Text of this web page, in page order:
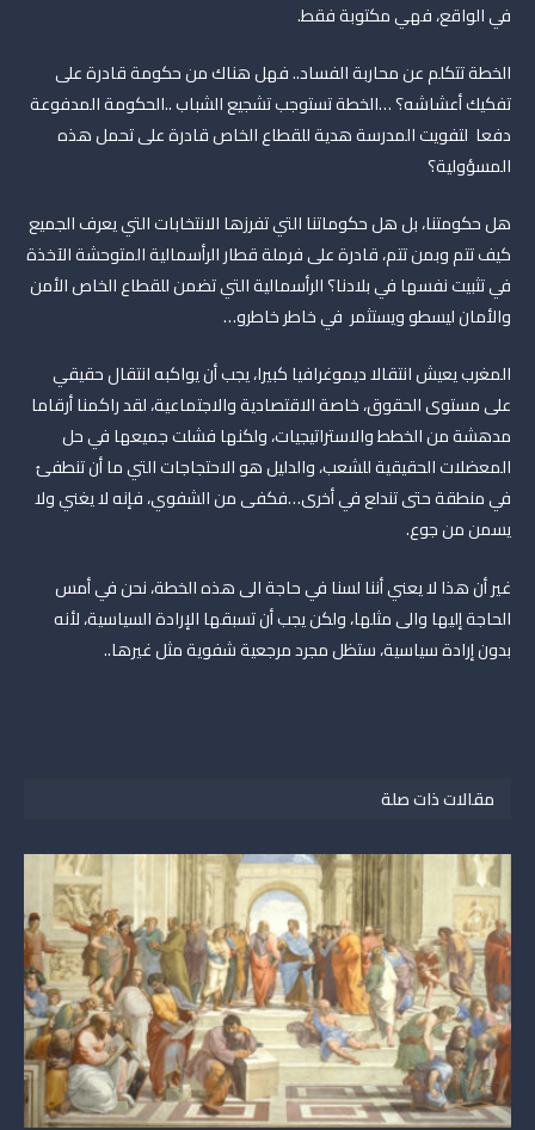
في الواقع، فهي مكتوبة فقط.
الخطة تتكلم عن محاربة الفساد.. فهل هناك من حكومة قادرة على
تفكيك أعشاشه؟ …الخطة تستوجب تشجيع الشباب ..الحكومة المدفوعة
دفعا لتفويت المدرسة هدية للقطاع الخاص قادرة على تحمل هذه
المسؤولية؟
هل حكومتنا، بل هل حكوماتنا التي تفرزها الانتخابات التي يعرف الجميع
كيف تتم وبمن تتم، قادرة على فرملة قطار الرأسمالية المتوحشة الآخذة
في تثبيت نفسها في بلادنا؟ الرأسمالية التي تضمن للقطاع الخاص الأمن
والأمان ليسطو ويستثمر في خاطر خاطرو…
المغرب يعيش انتقالا ديموغرافيا كبيرا، يجب أن يواكبه انتقال حقيقي
على مستوى الحقوق، خاصة الاقتصادية والاجتماعية، لقد راكمنا أرقاما
مدهشة من الخطط والاستراتيجيات، ولكنها فشلت جميعها في حل
المعضلات الحقيقية للشعب، والدليل هو الاحتجاجات التي ما أن تنطفئ
في منطقة حتى تندلع في أخرى…فكفى من الشفوي، فإنه لا يغني ولا
يسمن من جوع.
غير أن هذا لا يعني أننا لسنا في حاجة الى هذه الخطة، نحن في أمس
الحاجة إليها والى مثلها، ولكن يجب أن تسبقها الإرادة السياسية، لأنه
بدون إرادة سياسية، ستظل مجرد مرجعية شفوية مثل غيرها..
مقالات ذات صلة